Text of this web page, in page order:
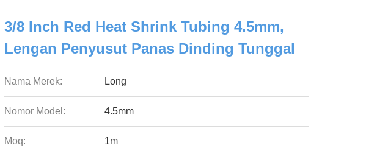
3/8 Inch Red Heat Shrink Tubing 4.5mm,
Lengan Penyusut Panas Dinding Tunggal
Nama Merek: Long
Nomor Model: 4.5mm
Moq: 1m